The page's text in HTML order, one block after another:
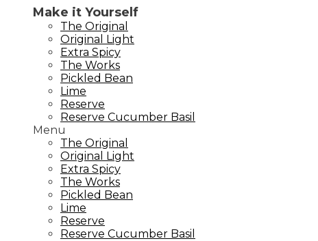
Make it Yourself
The Original
Original Light
Extra Spicy
The Works
Pickled Bean
Lime
Reserve
Reserve Cucumber Basil
Menu
The Original
Original Light
Extra Spicy
The Works
Pickled Bean
Lime
Reserve
Reserve Cucumber Basil